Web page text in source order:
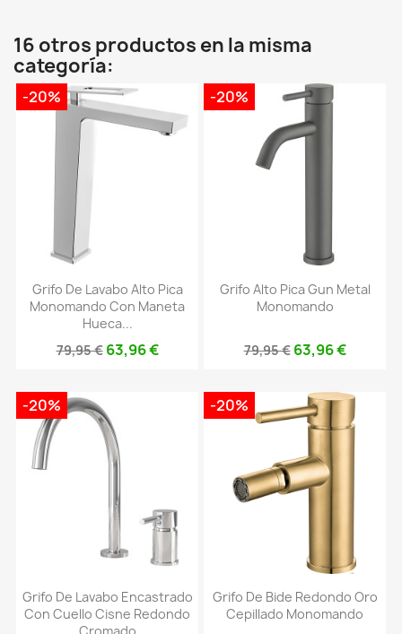
16 otros productos en la misma
categoría:
Grifo De Lavabo Alto Pica
Monomando Con Maneta
Hueca...
79,95 € 63,96 €
-20%
Grifo Alto Pica Gun Metal
Monomando
79,95 € 63,96 €
-20%
Grifo De Lavabo Encastrado
Con Cuello Cisne Redondo
-20%
Grifo De Bide Redondo Oro
Cepillado Monomando
-20%